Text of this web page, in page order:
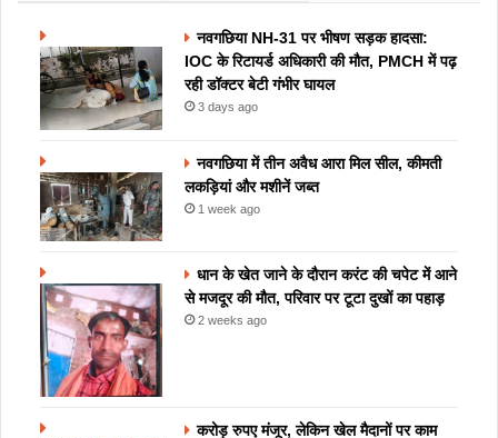
नवगछिया NH-31 पर भीषण सड़क हादसा:
IOC के रिटायर्ड अधिकारी की मौत, PMCH में पढ़
रही डॉक्टर बेटी गंभीर घायल
3 days ago
नवगछिया में तीन अवैध आरा मिल सील, कीमती
लकड़ियां और मशीनें जब्त
1 week ago
धान के खेत जाने के दौरान करंट की चपेट में आने
से मजदूर की मौत, परिवार पर टूटा दुखों का पहाड़
2 weeks ago
करोड़ रुपए मंजूर, लेकिन खेल मैदानों पर काम